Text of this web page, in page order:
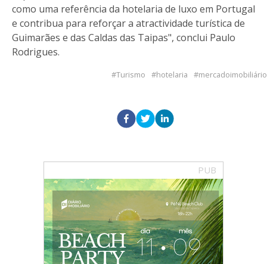
como uma referência da hotelaria de luxo em Portugal
e contribua para reforçar a atractividade turística de
Guimarães e das Caldas das Taipas", conclui Paulo
Rodrigues.
Turismo hotelaria mercadoimobiliário
PUB